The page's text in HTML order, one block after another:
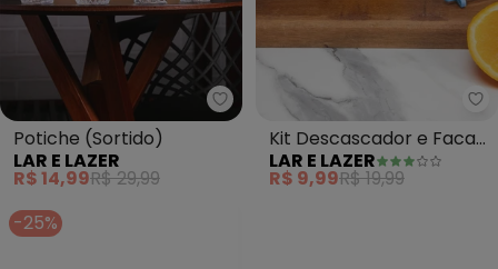
Lar e Lazer - Potiche (Sortido)
Potiche (Sortido)
LAR E LAZER
R$ 14,99R$ 29,99
Kit Descascador e Faca
(Sortido) 2 Peças
LAR E LAZER
R$ 9,99R$ 19,99
-25%